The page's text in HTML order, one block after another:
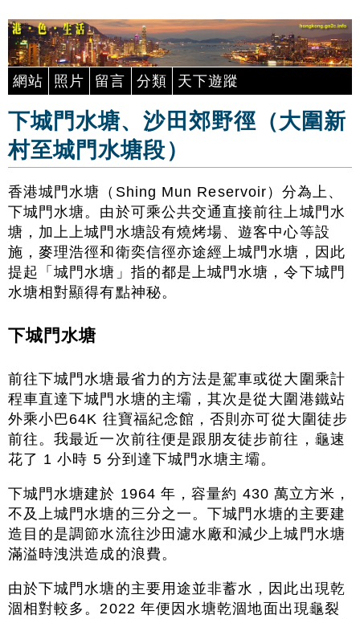
網站 照片 留言 分類 天下遊蹤
下城門水塘、沙田郊野徑（大圍新
村至城門水塘段）
香港城門水塘（Shing Mun Reservoir）分為上、
下城門水塘。由於可乘公共交通直接前往上城門水
塘，加上上城門水塘設有燒烤場、遊客中心等設
施，麥理浩徑和衛奕信徑亦途經上城門水塘，因此
提起「城門水塘」指的都是上城門水塘，令下城門
水塘相對顯得有點神秘。
下城門水塘
前往下城門水塘最省力的方法是駕車或從大圍乘計
程車直達下城門水塘的主壩，其次是從大圍港鐵站
外乘小巴64K 往寶福紀念館，否則亦可從大圍徒步
前往。我最近一次前往便是跟朋友徒步前往，龜速
花了 1 小時 5 分到達下城門水塘主壩。
下城門水塘建於 1964 年，容量約 430 萬立方米，
不及上城門水塘的三分之一。下城門水塘的主要建
造目的是調節水流往沙田濾水廠和減少上城門水塘
滿溢時洩洪造成的浪費。
由於下城門水塘的主要用途並非蓄水，因此出現乾
涸相對較多。2022 年便因水塘乾涸地面出現龜裂